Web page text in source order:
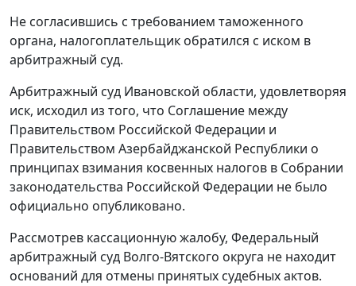
Не согласившись с требованием таможенного
органа, налогоплательщик обратился с иском в
арбитражный суд.
Арбитражный суд Ивановской области, удовлетворяя
иск, исходил из того, что Соглашение между
Правительством Российской Федерации и
Правительством Азербайджанской Республики о
принципах взимания косвенных налогов в Собрании
законодательства Российской Федерации не было
официально опубликовано.
Рассмотрев кассационную жалобу, Федеральный
арбитражный суд Волго-Вятского округа не находит
оснований для отмены принятых судебных актов.